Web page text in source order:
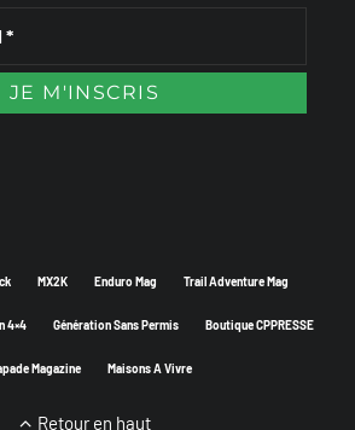
MX2K Enduro Mag Trail Adventure Mag
4×4 Génération Sans Permis Boutique CPPRESSE
Magazine Maisons A Vivre
Retour en haut